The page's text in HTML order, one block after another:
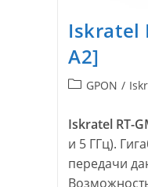
Iskratel
A2]
Рубрика
GPON /
Iskratel RT-
и 5 ГГц).
передачи